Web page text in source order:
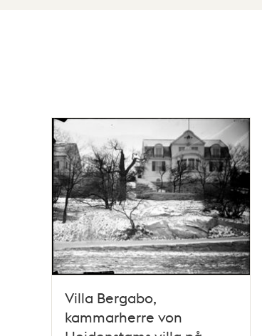
Villa Bergabo,
kammarherre von